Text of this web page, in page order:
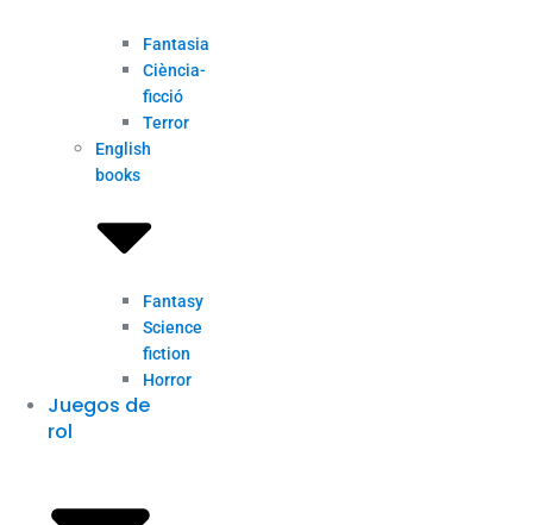
Fantasia
Ciència-
ficció
Terror
English
books
Fantasy
Science
fiction
Horror
Juegos de
rol